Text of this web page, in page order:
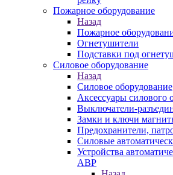
Пожарное оборудование
Назад
Пожарное
Огнетушители
Подставки под
Силовое оборудование
Назад
Силовое оборудование
Аксессуары силового
Выключатели-
Замки и ключи
Предохранители,
Силовые
Устройства
АВР